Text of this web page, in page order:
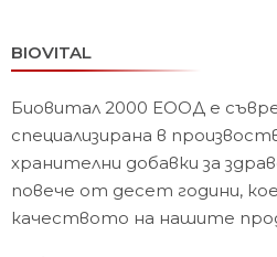
BIOVITAL
Биовитал 2000 ЕООД е
специализирана в
хранителни добавки за
повече от десет години,
качеството на нашите